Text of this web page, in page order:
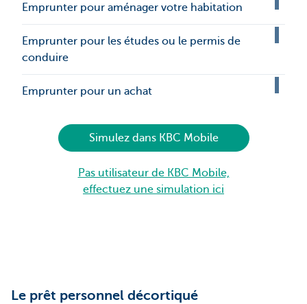
Emprunter pour aménager votre habitation
Emprunter pour les études ou le permis de
conduire
Emprunter pour un achat
Simulez dans KBC Mobile
Pas utilisateur de KBC Mobile,
effectuez une simulation ici
Le prêt personnel décortiqué